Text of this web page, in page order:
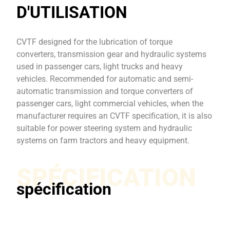
D'UTILISATION
CVTF designed for the lubrication of torque
converters, transmission gear and hydraulic systems
used in passenger cars, light trucks and heavy
vehicles. Recommended for automatic and semi-
automatic transmission and torque converters of
passenger cars, light commercial vehicles, when the
manufacturer requires an CVTF specification, it is also
suitable for power steering system and hydraulic
systems on farm tractors and heavy equipment.
SPÉCIFICATION
spécification